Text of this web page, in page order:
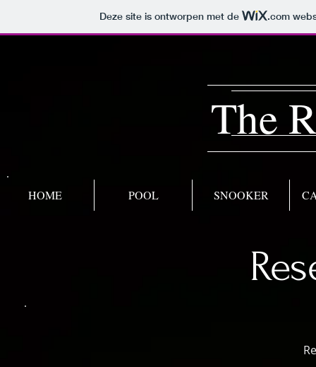
Deze site is ontworpen met de .com
The
HOME POOL SNOOKER